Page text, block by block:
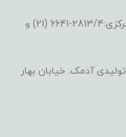
تلفن های تماس پشتیبانی سایت و دفتر مرکزی:2813/4-6641 (21) و
آدمک: خیابان بهار